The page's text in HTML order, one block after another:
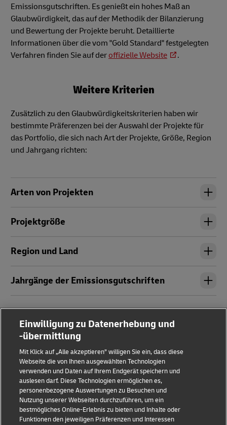
Emissionsgutschriften. Es genießt ein hohes Maß an
Glaubwürdigkeit, das auf der Methodik der Bilanzierung
und Bewertung der Projekte beruht. Detaillierte
Informationen über die vom "Gold Standard" festgelegten
Verfahren finden Sie auf der offizielle Website .
Weitere Kriterien
Zusätzlich zu den Glaubwürdigkeitskriterien haben wir
bestimmte Präferenzen bei der Auswahl der Projekte für
das Portfolio, die sich nach Art der Projekte, Größe, Region
und Jahrgang richten:
Arten von Projekten
Projektgröße
Region und Land
Jahrgänge der Emissionsgutschriften
Impressum
Datenschutz & Cookies
Rechtliche Hinweise
Einwilligung zu Datenerhebung und
-übermittlung
Mit Klick auf „Alle akzeptieren” willigen Sie ein, dass diese
Webseite die von Ihnen ausgewählten Technologien
verwenden und Daten auf Ihrem Endgerät speichern und
auslesen darf. Diese Technologien ermöglichen es,
personenbezogene Auswertungen zu Besuchen und
Nutzung unserer Webseiten durchzuführen, um ein
bestmögliches Online-Erlebnis zu bieten und Inhalte oder
Funktionen den jeweiligen Präferenzen und Interessen